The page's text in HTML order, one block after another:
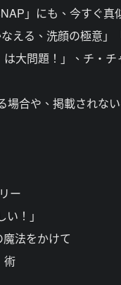
」にも、今すぐ
える、洗顔の極意
大問題！」、チ・
合や、掲載されな
ー
！」
法をかけて
術